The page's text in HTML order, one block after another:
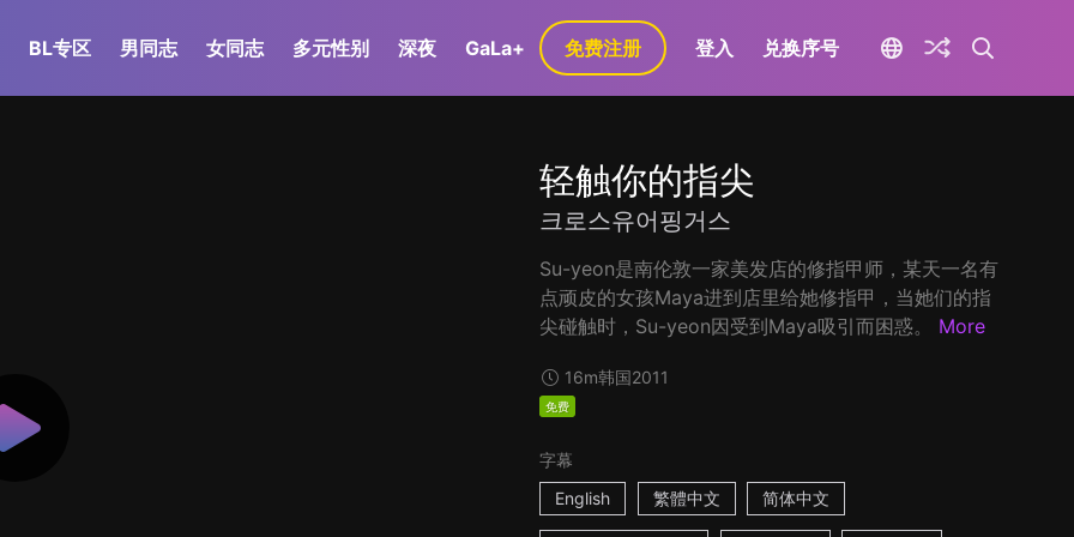
BL专区 男同志 女同志 多元性别 深夜 GaLa+ 免费注册 登入 兑换序号
轻触你的指尖
크로스유어핑거스
Su-yeon是南伦敦一家美发店的修指甲师，某天一名有
点顽皮的女孩Maya进到店里给她修指甲，当她们的指
尖碰触时，Su-yeon因受到Maya吸引而困惑。
More
16m韩国2011
免费
字幕
English
繁體中文 简体中文